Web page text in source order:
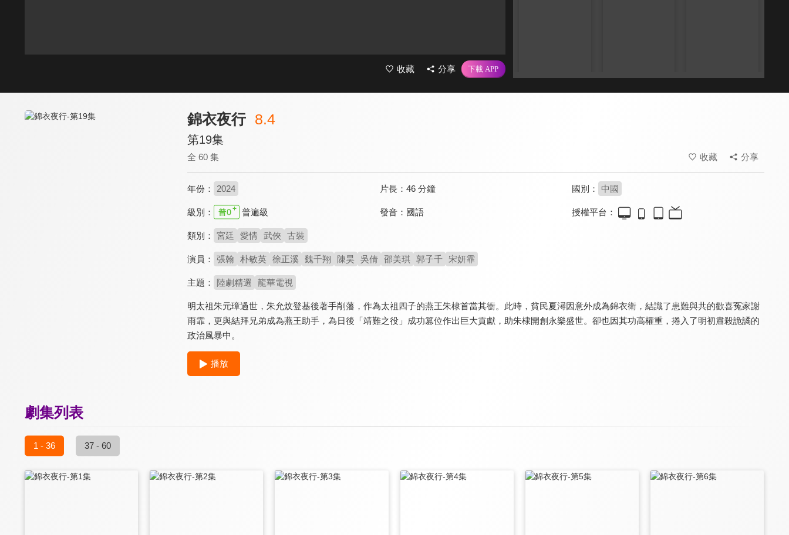
收藏 分享
錦衣夜行 8.4
第19集
全 60 集 收藏 分享
年份： 2024 片長： 46 分鐘 國別： 中國
級別： 普遍級 發音： 國語 授權平台：
類別： 宮廷 愛情 武俠 古裝
演員： 張翰 朴敏英 徐正溪 魏千翔 陳昊 吳倩 邵美琪 郭子千 宋妍霏
主題： 陸劇精選 龍華電視
明太祖朱元璋過世，朱允炆登基後著手削藩，作為太祖四子的燕王朱棣首當其衝。此時，貧民夏潯因意外成為錦衣衛，結識了患難與共的歡喜冤家謝
雨霏，更與結拜兄弟成為燕王助手，為日後「靖難之役」成功篡位作出巨大貢獻，助朱棣開創永樂盛世。卻也因其功高權重，捲入了明初肅殺詭譎的
政治風暴中。
播放
劇集列表
1 - 36 37 - 60